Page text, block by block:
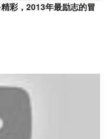
彩，2013年最励志的冒